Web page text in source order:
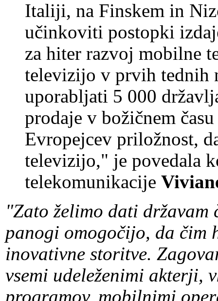
Italiji, na Finskem in
učinkoviti postopki
za hiter razvoj mobilne
televizijo v prvih tednih
uporabljati 5 000
prodaje v božičnem
Evropejcev priložnost,
televizijo," je povedala
telekomunikacije
"Zato želimo dati
panogi omogočijo, da čim
inovativne storitve.
vsemi udeleženimi akterji,
programov, mobilnimi